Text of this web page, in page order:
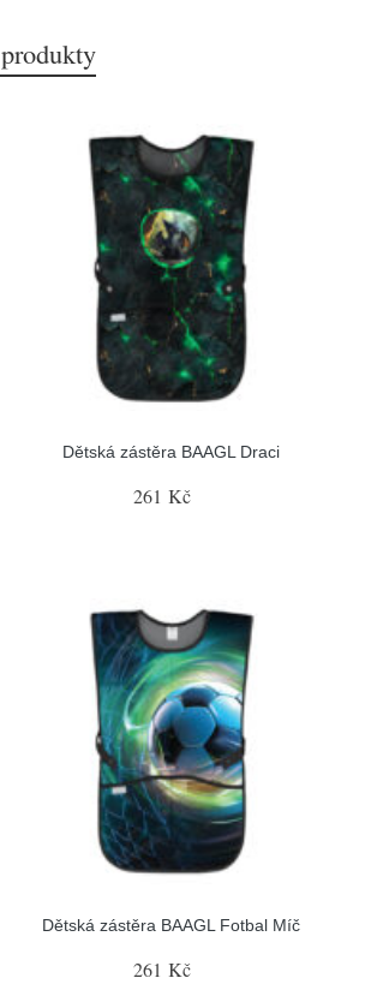
Dětská zástěra BAAGL Draci
261 Kč
Dětská zástěra BAAGL Fotbal Míč
261 Kč